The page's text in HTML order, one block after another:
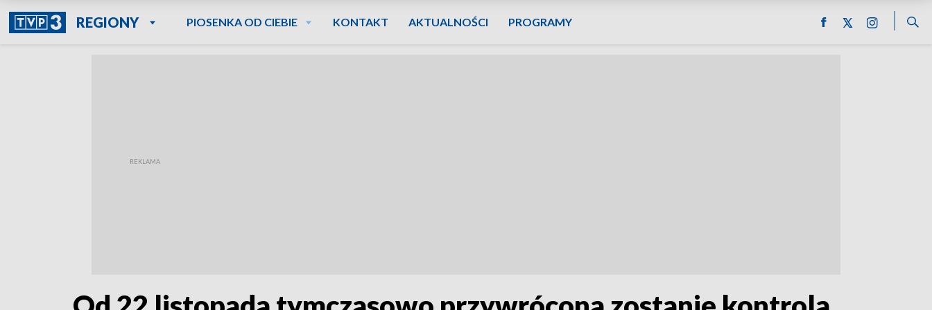
REGIONY PIOSENKA OD CIEBIE KONTAKT AKTUALNOŚCI PROGRAMY